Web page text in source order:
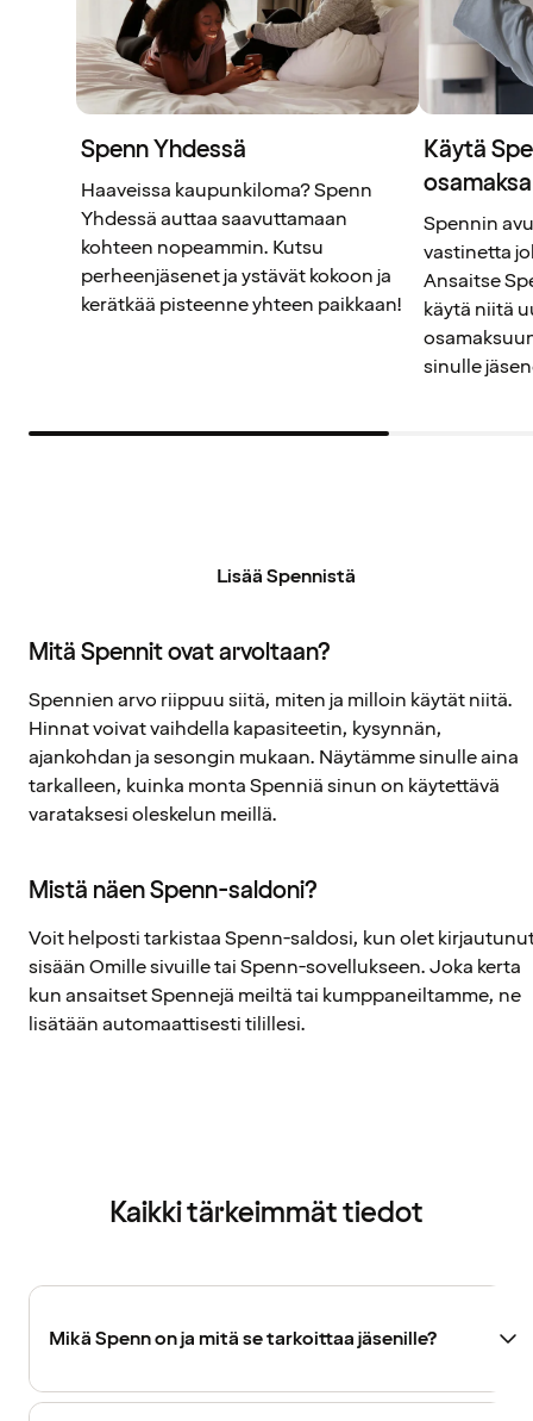
Spenn Yhdessä
Haaveissa kaupunkiloma? Spenn
Yhdessä auttaa saavuttamaan
kohteen nopeammin. Kutsu
perheenjäsenet ja ystävät kokoon ja
kerätkää pisteenne yhteen paikkaan!
Käytä
Spennin
vastinetta
Ansaitse
käytä niitä
sinulle
Lisää Spennistä
Mitä Spennit ovat arvoltaan?
Spennien arvo riippuu siitä, miten ja milloin käytät niitä.
Hinnat voivat vaihdella kapasiteetin, kysynnän,
ajankohdan ja sesongin mukaan. Näytämme sinulle aina
tarkalleen, kuinka monta Spenniä sinun on käytettävä
varataksesi oleskelun meillä.
Mistä näen Spenn-saldoni?
Voit helposti tarkistaa Spenn-saldosi, kun olet
sisään Omille sivuille tai Spenn-sovellukseen. Joka kerta
kun ansaitset Spennejä meiltä tai kumppaneiltamme, ne
lisätään automaattisesti tilillesi.
Kaikki tärkeimmät tiedot
Mikä Spenn on ja mitä se tarkoittaa jäsenille?